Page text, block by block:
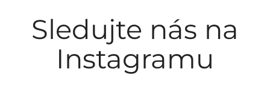
Sledujte nás na
Instagramu